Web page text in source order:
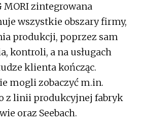
zintegrowana
wszystkie obszary firmy,
produkcji, poprzez sam
kontroli, a na usługach
klienta kończąc.
mogli zobaczyć m.in.
z linii produkcyjnej fabryk
oraz Seebach.